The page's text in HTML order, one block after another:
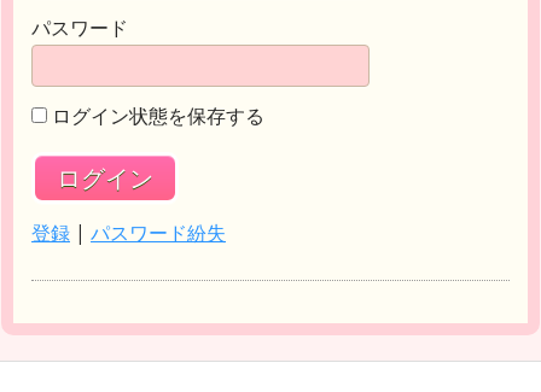
パスワード
ログイン状態を保存する
登録 | パスワード紛失